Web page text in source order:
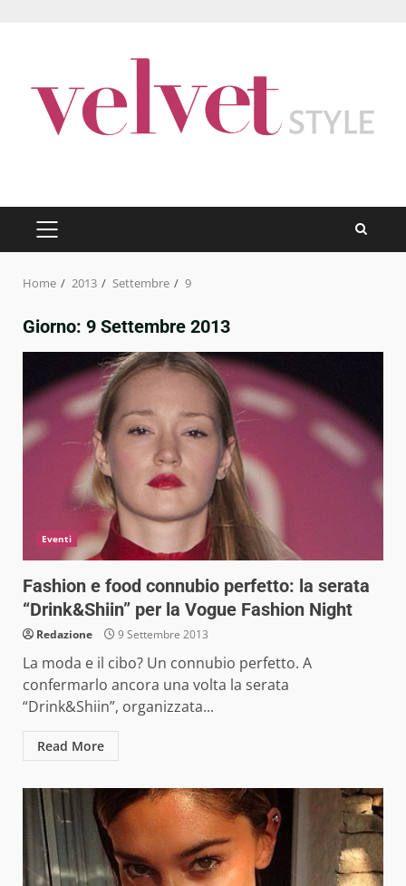
PRIMARY
MENU
Home 2013 Settembre 9
Giorno: 9 Settembre 2013
Eventi
Fashion e food connubio perfetto: la serata
“Drink&Shiin” per la Vogue Fashion Night
Redazione 9 Settembre 2013
La moda e il cibo? Un connubio perfetto. A
confermarlo ancora una volta la serata
“Drink&Shiin”, organizzata...
Read More